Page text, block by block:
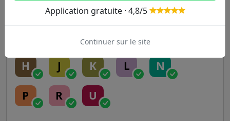
B C D E
H J K L N
P R U
Application gratuite · 4,8/5
Continuer sur le site